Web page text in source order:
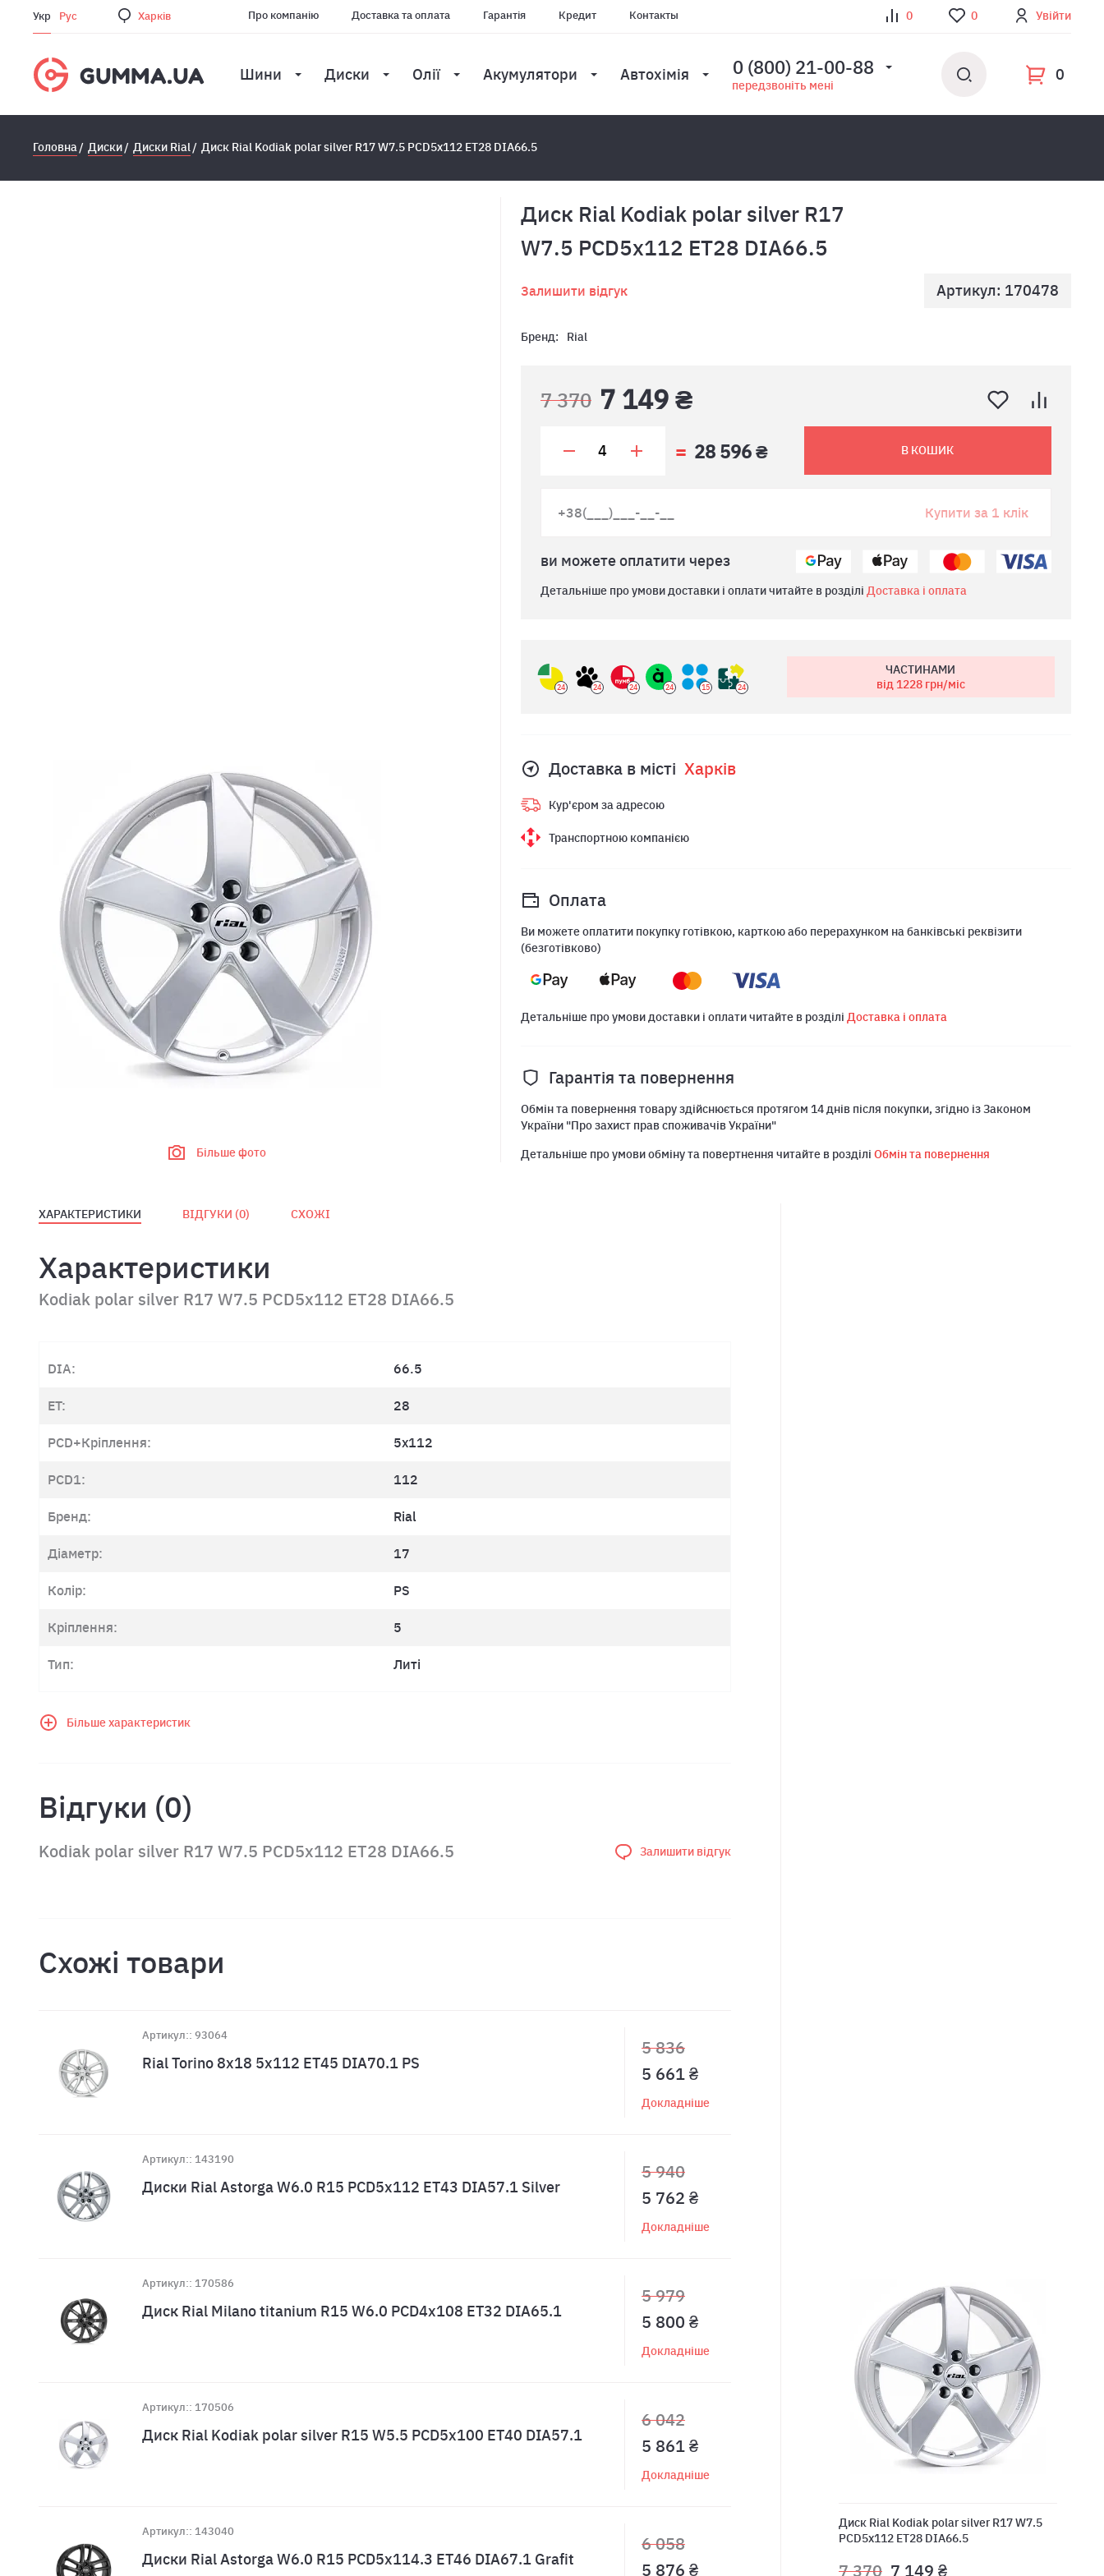
Укр Рус Харкiв Про компанію Доставка та оплата Гарантія Кредит Контакты 0 0 Увійти
Шини Диски Олії Акумулятори Автохімія 0 (800) 21-00-88
передзвоніть мені
0
Головна Диски Диски Rial Диск Rial Kodiak polar silver R17 W7.5 PCD5x112 ET28 DIA66.5
Більше фото
Диск Rial Kodiak polar silver R17
W7.5 PCD5x112 ET28 DIA66.5
Залишити відгук Артикул: 170478
Бренд: Rial
7 370 7 149 ₴
28 596 ₴ В КОШИК
Купити за 1 клік
ви можете оплатити через
Детальніше про умови доставки і оплати читайте в розділі Доставка і оплата
24 24 24 24 15 24
ЧАСТИНАМИ
від 1228грн/міс
Доставка в місті Харкiв
Кур'єром за адресою
Транспортною компанією
Оплата
Ви можете оплатити покупку готівкою, карткою або перерахунком на банківські реквізити
(безготівково)
Детальніше про умови доставки і оплати читайте в розділі Доставка і оплата
Гарантія та повернення
Обмін та повернення товару здійснюється протягом 14 днів після покупки, згідно із Законом
України "Про захист прав споживачів України"
Детальніше про умови обміну та повертнення читайте в розділі Обмін та повернення
ХАРАКТЕРИСТИКИ ВІДГУКИ (0) СХОЖІ
Характеристики
Kodiak polar silver R17 W7.5 PCD5x112 ET28 DIA66.5
DIA: 66.5
ET: 28
PCD+Кріплення: 5x112
PCD1: 112
Бренд: Rial
Діаметр: 17
Колір: PS
Кріплення: 5
Тип: Литі
Більше характеристик
Відгуки (0)
Kodiak polar silver R17 W7.5 PCD5x112 ET28 DIA66.5 Залишити відгук
Схожі товари
Артикул:: 93064
Rial Torino 8x18 5x112 ET45 DIA70.1 PS
5 836
5 661 ₴
Докладніше
Артикул:: 143190
Диски Rial Astorga W6.0 R15 PCD5x112 ET43 DIA57.1 Silver
5 940
5 762 ₴
Докладніше
Артикул:: 170586
Диск Rial Milano titanium R15 W6.0 PCD4x108 ET32 DIA65.1
5 979
5 800 ₴
Докладніше
Артикул:: 170506
Диск Rial Kodiak polar silver R15 W5.5 PCD5x100 ET40 DIA57.1
6 042
5 861 ₴
Докладніше
Артикул:: 143040
Диски Rial Astorga W6.0 R15 PCD5x114.3 ET46 DIA67.1 Grafit
6 058
5 876 ₴
Диск Rial Kodiak polar silver R17 W7.5
PCD5x112 ET28 DIA66.5
7 370 7 149 ₴